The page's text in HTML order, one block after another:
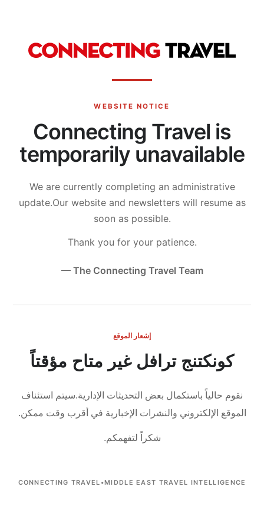
WEBSITE NOTICE
Connecting Travel is
temporarily unavailable
We are currently completing an administrative
update.Our website and newsletters will resume as
soon as possible.
Thank you for your patience.
— The Connecting Travel Team
إشعار الموقع
كونكتنج ترافل غير متاح مؤقتاً
نقوم حالياً باستكمال بعض التحديثات الإدارية.سيتم استئناف
الموقع الإلكتروني والنشرات الإخبارية في أقرب وقت ممكن.
شكراً لتفهمكم.
CONNECTING TRAVEL •MIDDLE EAST TRAVEL INTELLIGENCE